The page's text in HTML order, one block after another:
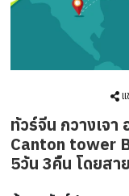
ทัวร์จีน กวางเจ
Canton tower
5วัน 3คืน โดยสา